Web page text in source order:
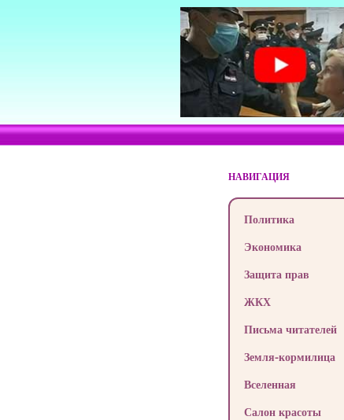
НАВИГАЦИЯ
Политика
Экономика
Защита прав
ЖКХ
Письма читателей
Земля-кормилица
Вселенная
Салон красоты